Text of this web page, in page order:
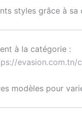
styles grâce à sa
à la catégorie :
evasion.com.tn/
modèles pour